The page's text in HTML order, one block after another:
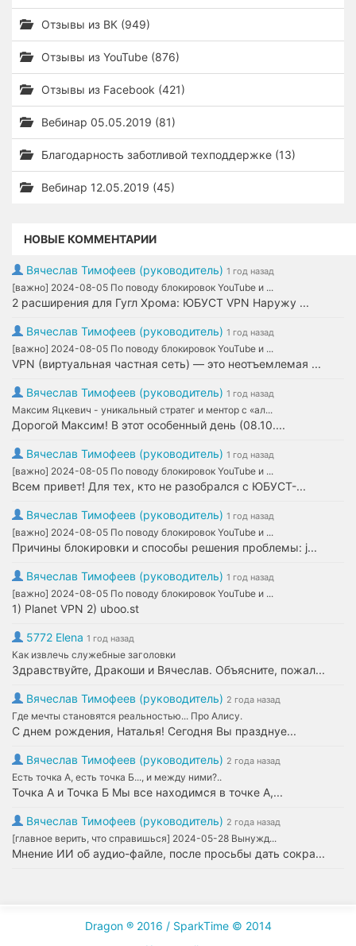
Отзывы из ВК (949)
Отзывы из YouTube (876)
Отзывы из Facebook (421)
Вебинар 05.05.2019 (81)
Благодарность заботливой техподдержке (13)
Вебинар 12.05.2019 (45)
НОВЫЕ КОММЕНТАРИИ
Вячеслав Тимофеев (руководитель) 1 год назад
[важно] 2024-08-05 По поводу блокировок YouTube и ...
2 расширения для Гугл Хрома: ЮБУСТ VPN Наружу ...
Вячеслав Тимофеев (руководитель) 1 год назад
[важно] 2024-08-05 По поводу блокировок YouTube и ...
VPN (виртуальная частная сеть) — это неотъемлемая ...
Вячеслав Тимофеев (руководитель) 1 год назад
Максим Яцкевич - уникальный стратег и ментор с «ал...
Дорогой Максим! В этот особенный день (08.10....
Вячеслав Тимофеев (руководитель) 1 год назад
[важно] 2024-08-05 По поводу блокировок YouTube и ...
Всем привет! Для тех, кто не разобрался с ЮБУСТ-...
Вячеслав Тимофеев (руководитель) 1 год назад
[важно] 2024-08-05 По поводу блокировок YouTube и ...
Причины блокировки и способы решения проблемы: j...
Вячеслав Тимофеев (руководитель) 1 год назад
[важно] 2024-08-05 По поводу блокировок YouTube и ...
1) Planet VPN 2) uboo.st
5772 Elena 1 год назад
Как извлечь служебные заголовки
Здравствуйте, Дракоши и Вячеслав. Объясните, пожал...
Вячеслав Тимофеев (руководитель) 2 года назад
Где мечты становятся реальностью... Про Алису.
С днем рождения, Наталья! Сегодня Вы празднуе...
Вячеслав Тимофеев (руководитель) 2 года назад
Есть точка А, есть точка Б..., и между ними?..
Точка А и Точка Б Мы все находимся в точке А,...
Вячеслав Тимофеев (руководитель) 2 года назад
[главное верить, что справишься] 2024-05-28 Вынужд...
Мнение ИИ об аудио-файле, после просьбы дать сокра...
Dragon ® 2016 / SparkTime © 2014